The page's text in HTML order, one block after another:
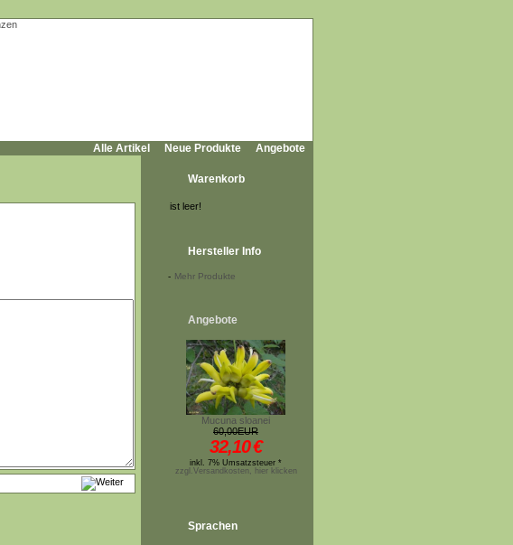
Alle Artikel Neue Produkte Angebote
Warenkorb
ist leer!
Hersteller Info
- Mehr Produkte
Angebote
Mucuna sloanei
60,00EUR
32,10€
inkl. 7% Umsatzsteuer *
zzgl.Versandkosten, hier klicken
Sprachen